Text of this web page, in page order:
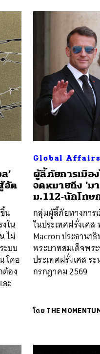
’
อัต
น
ใน
ไม่
ะบบ
โดย
ต้อง
ะ
Global Affairs
ผู้ลี้ภัยการเมือ
จดหมายถึง ‘ม
ม.112-นักโทษ
กลุ่มผู้ลี้ภัยทางการ
ในประเทศฝรั่งเศ
Macron ประธานา
พระบาทสมเด็จพร
ประเทศฝรั่งเศส ร
กรกฎาคม 2569
โดย THE